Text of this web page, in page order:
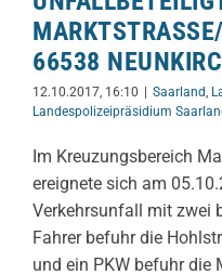
MARKTSTRASSE/
538
12.10.2017, 16:10 | Saarland
Landespolizeipräsidium
Im Kreuzungsbereich
ereignete sich am
Verkehrsunfall mit zwei
Fahrer befuhr die
und ein PKW befuhr die